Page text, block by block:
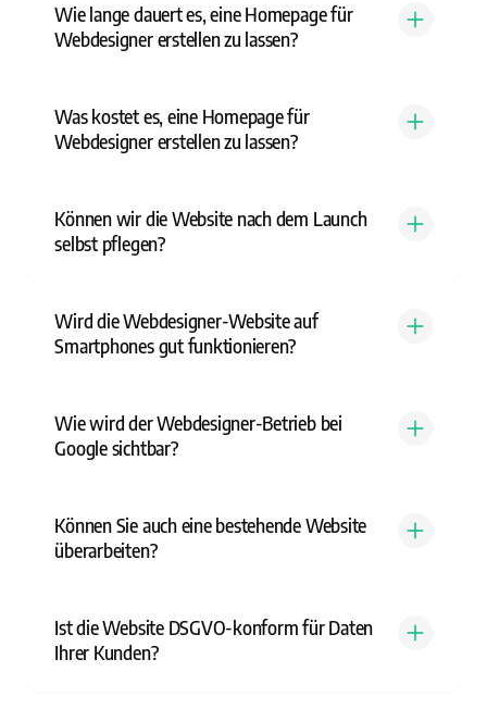
Wie lange dauert es, eine Homepage für
Webdesigner erstellen zu lassen?
Was kostet es, eine Homepage für
Webdesigner erstellen zu lassen?
Können wir die Website nach dem Launch
selbst pflegen?
Wird die Webdesigner-Website auf
Smartphones gut funktionieren?
Wie wird der Webdesigner-Betrieb bei
Google sichtbar?
Können Sie auch eine bestehende Website
überarbeiten?
Ist die Website DSGVO-konform für Daten
Ihrer Kunden?